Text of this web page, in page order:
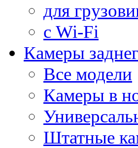
для
с Wi-Fi
Камеры
Все модели
Камеры в
Штатные